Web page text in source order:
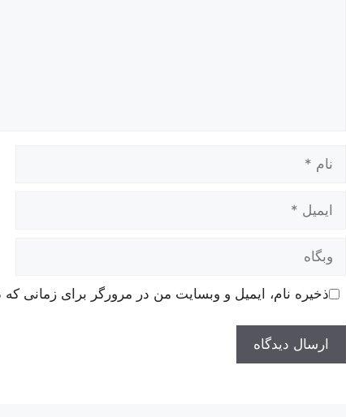
ایمیل
وبگاه
ذخیره نام، ایمیل و وبسایت من در مرورگر برای زمانی